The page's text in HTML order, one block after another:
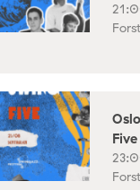
Five